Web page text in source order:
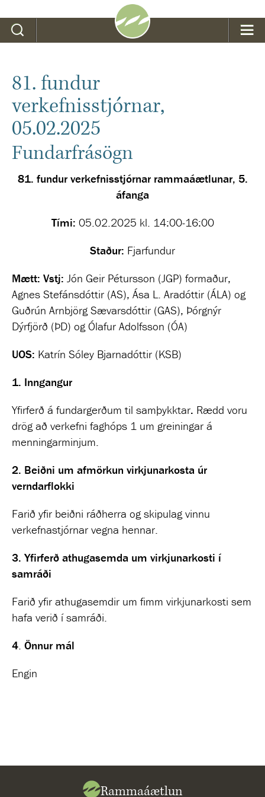
81. fundur
verkefnisstjórnar,
05.02.2025
Fundarfrásögn
81. fundur verkefnisstjórnar rammaáætlunar, 5.
áfanga
Tími: 05.02.2025 kl. 14:00-16:00
Staður: Fjarfundur
Mætt: Vstj: Jón Geir Pétursson (JGP) formaður,
Agnes Stefánsdóttir (AS), Ása L. Aradóttir (ÁLA) og
Guðrún Arnbjörg Sævarsdóttir (GAS), Þórgnýr
Dýrfjörð (ÞD) og Ólafur Adolfsson (ÓA)
UOS: Katrín Sóley Bjarnadóttir (KSB)
1. Inngangur
Yfirferð á fundargerðum til samþykktar. Rædd voru
drög að verkefni faghóps 1 um greiningar á
menningarminjum.
2. Beiðni um afmörkun virkjunarkosta úr
verndarflokki
Farið yfir beiðni ráðherra og skipulag vinnu
verkefnastjórnar vegna hennar.
3. Yfirferð athugasemda um virkjunarkosti í
samráði
Farið yfir athugasemdir um fimm virkjunarkosti sem
hafa verið í samráði.
4 Önnur mál
Engin
Rammaáætlun